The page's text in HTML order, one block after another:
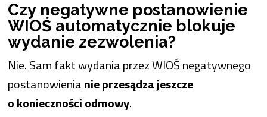
Czy negatywne postanowienie
WIOŚ automatycznie blokuje
wydanie zezwolenia?
Nie. Sam fakt wydania przez WIOŚ negatywnego
postanowienianie przesądza jeszcze
o konieczności odmowy.